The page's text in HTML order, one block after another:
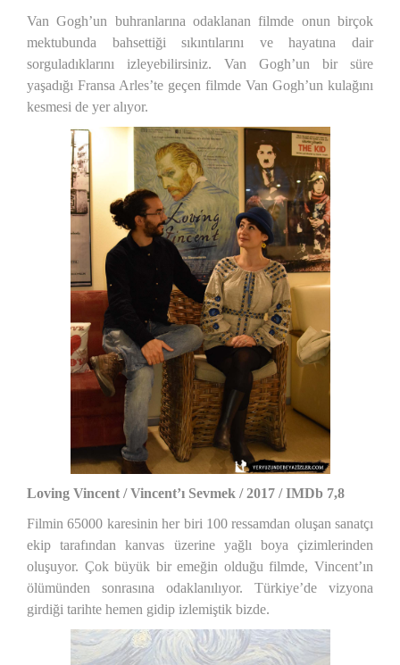
Van Gogh’un buhranlarına odaklanan filmde onun birçok
mektubunda bahsettiği sıkıntılarını ve hayatına dair
sorguladıklarını izleyebilirsiniz. Van Gogh’un bir süre
yaşadığı Fransa Arles’te geçen filmde Van Gogh’un kulağını
kesmesi de yer alıyor.
Loving Vincent / Vincent’ı Sevmek / 2017 / IMDb 7,8
Filmin 65000 karesinin her biri 100 ressamdan oluşan sanatçı
ekip tarafından kanvas üzerine yağlı boya çizimlerinden
oluşuyor. Çok büyük bir emeğin olduğu filmde, Vincent’ın
ölümünden sonrasına odaklanılıyor. Türkiye’de vizyona
girdiği tarihte hemen gidip izlemiştik bizde.